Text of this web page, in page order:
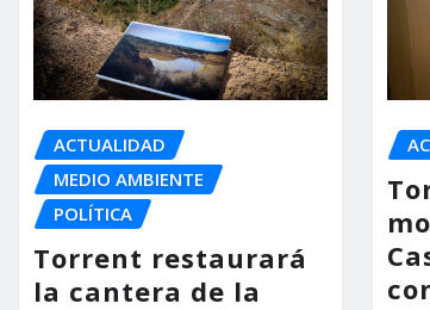
ACTUALIDAD
MEDIO AMBIENTE
POLÍTICA
Torrent restaurará
la cantera de la